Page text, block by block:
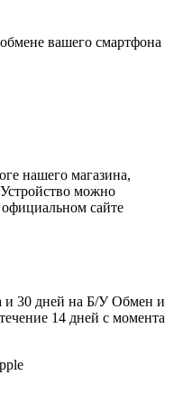
вашего смартфона
нашего магазина,
можно
сайте
и 30 дней на Б/У Обмен и
14 дней с момента